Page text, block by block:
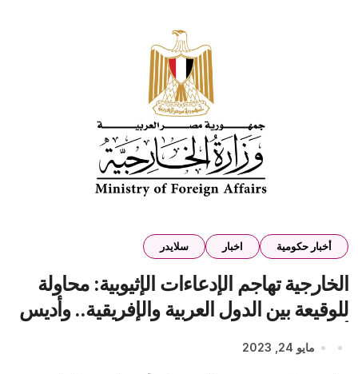
أخبار حكومية اخبار سلايدر
الخارجية تهاجم الإدعاءات الإثيوبية: محاولة
للوقيعة بين الدول العربية والإفريقية.. وأديس
مايو 24, 2023